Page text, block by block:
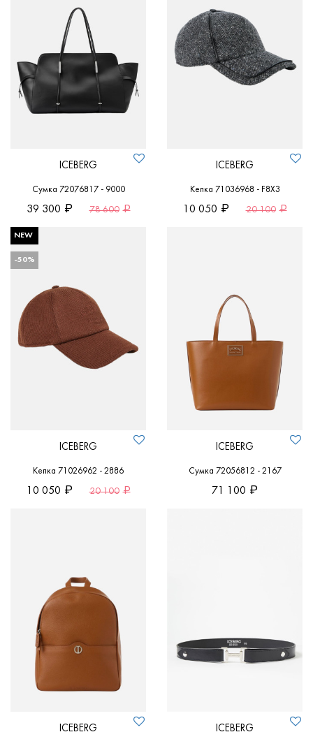
ICEBERG
Сумка 72076817 - 9000
39 300 78 600
ICEBERG
Кепка 71036968 - F8X3
10 050 20 100
NEW
-50%
ICEBERG
Кепка 71026962 - 2886
10 050 20 100
ICEBERG
Сумка 72056812 - 2167
71 100
ICEBERG ICEBERG